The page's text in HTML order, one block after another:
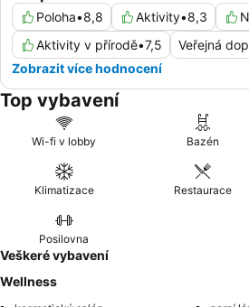
Poloha•8,8 Aktivity•8,3
Aktivity v přírodě•7,5 Veřejná
Zobrazit více hodnocení
Top vybavení
Wi-fi v lobby Bazén
Klimatizace Restaurace
Posilovna
Veškeré vybavení
Wellness